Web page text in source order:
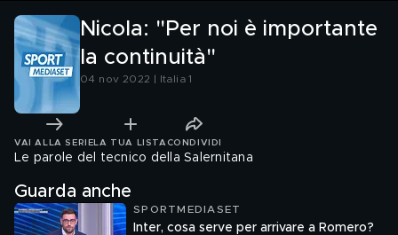
Nicola: "Per noi è importante
la continuità"
04 nov 2022 | Italia 1
VAI ALLA SERIE LA TUA LISTA CONDIVIDI
Le parole del tecnico della Salernitana
Guarda anche
SPORTMEDIASET
Inter, cosa serve per arrivare a Romero?